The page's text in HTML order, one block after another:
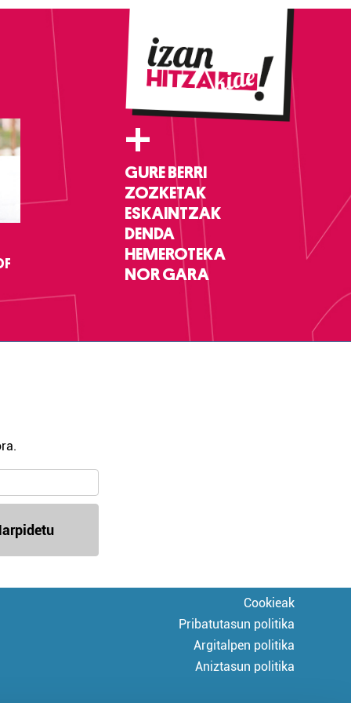
+
GURE BERRI
ZOZKETAK
ESKAINTZAK
DENDA
HEMEROTEKA
NOR GARA
Cookieak
Pribatutasun politika
Argitalpen politika
Aniztasun politika